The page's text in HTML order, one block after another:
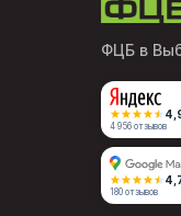
ФЦБ в
4 956 отзывов
180 отзывов